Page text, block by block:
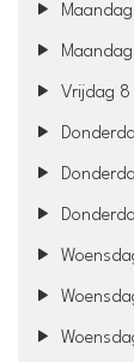
Vrijdag 8